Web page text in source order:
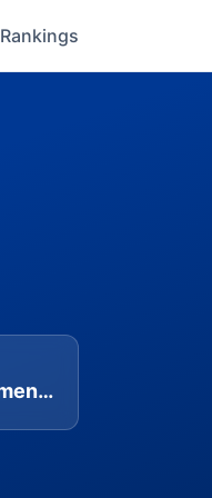
Rankings
Comercio al por mayor y al por menor; reparación de vehículos automotores y motocicletas